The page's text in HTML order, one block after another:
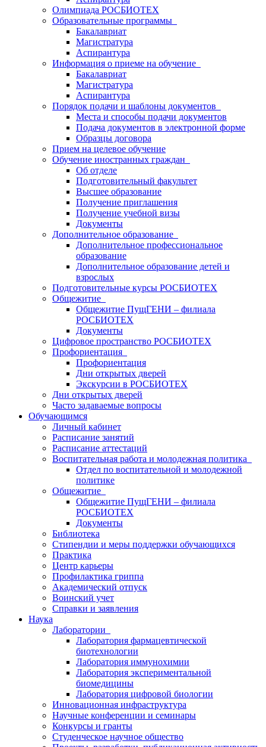
Олимпиада РОСБИОТЕХ
Образовательные программы
Бакалавриат
Магистратура
Аспирантура
Информация о приеме на обучение
Бакалавриат
Магистратура
Аспирантура
Порядок подачи и шаблоны документов
Места и способы подачи документов
Подача документов в электронной форме
Образцы договора
Прием на целевое обучение
Обучение иностранных граждан
Об отделе
Подготовительный факультет
Высшее образование
Получение приглашения
Получение учебной визы
Документы
Дополнительное образование
Дополнительное профессиональное
образование
Дополнительное образование детей и
взрослых
Подготовительные курсы РОСБИОТЕХ
Общежитие
Общежитие ПущГЕНИ – филиала
РОСБИОТЕХ
Документы
Цифровое пространство РОСБИОТЕХ
Профориентация
Профориентация
Дни открытых дверей
Экскурсии в РОСБИОТЕХ
Дни открытых дверей
Часто задаваемые вопросы
Обучающимся
Личный кабинет
Расписание занятий
Расписание аттестаций
Воспитательная работа и молодежная политика
Отдел по воспитательной и молодежной
политике
Общежитие
Общежитие ПущГЕНИ – филиала
РОСБИОТЕХ
Документы
Библиотека
Стипендии и меры поддержки обучающихся
Практика
Центр карьеры
Профилактика гриппа
Академический отпуск
Воинский учет
Справки и заявления
Наука
Лаборатории
Лаборатория фармацевтической
биотехнологии
Лаборатория иммунохимии
Лаборатория экспериментальной
биомедицины
Лаборатория цифровой биологии
Инновационная инфраструктура
Научные конференции и семинары
Конкурсы и гранты
Студенческое научное общество